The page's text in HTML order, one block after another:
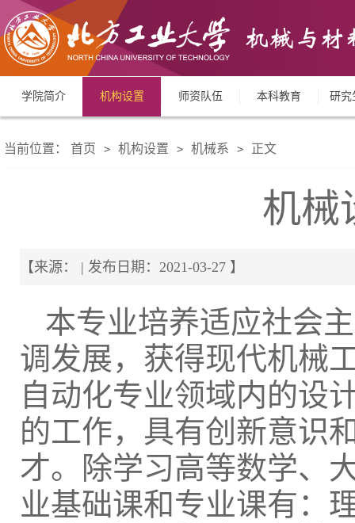
学院简介 机构设置 师资队伍 本科教育 研究
当前位置： 首页 > 机构设置 > 机械系 > 正文
机械
【来源： | 发布日期：2021-03-27 】
本专业培养适应社会
调发展，获得现代机械
自动化专业领域内的设
的工作，具有创新意识
才。除学习高等数学、
业基础课和专业课有：